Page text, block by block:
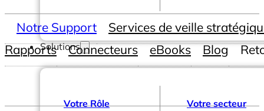
Solutions
Votre Rôle
Votre secteur
Notre Support
Services de veille
Rapports
Connecteurs eBooks Blog